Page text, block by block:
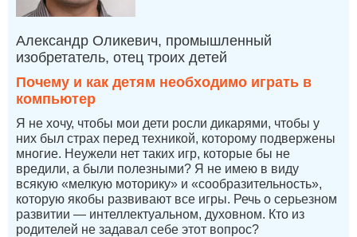
Александр Оликевич, промышленный
изобретатель, отец троих детей
Почему и как детям необходимо играть в
компьютер
Я не хочу, чтобы мои дети росли дикарями, чтобы у
них был страх перед техникой, которому подвержены
многие. Неужели нет таких игр, которые бы не
вредили, а были полезными? Я не имею в виду
всякую «мелкую моторику» и «сообразительность»,
которую якобы развивают все игры. Речь о серьезном
развитии — интеллектуальном, духовном. Кто из
родителей не задавал себе этот вопрос?